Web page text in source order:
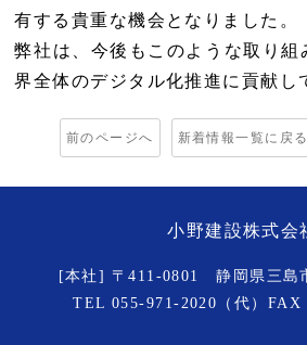
有する貴重な機会となりました。
弊社は、今後もこのような取り組
界全体のデジタル化推進に貢献し
前のページへ 新着情報一覧に戻る
小野建設株式会
[本社] 〒411-0801 静岡県三島
TEL055-971-2020 （代）